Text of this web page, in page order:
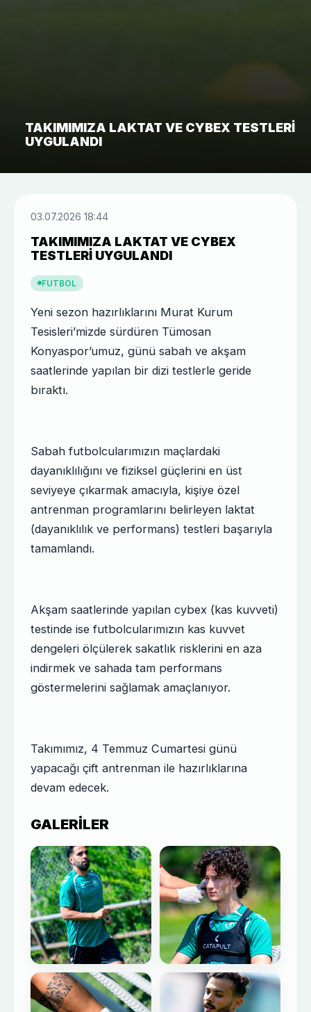
TAKIMIMIZA LAKTAT VE CYBEX TESTLERI
UYGULANDI
03.07.2026 18:44
TAKIMIMIZA LAKTAT VE CYBEX
TESTLERI UYGULANDI
FUTBOL
Yeni sezon hazırlıklarını Murat Kurum
Tesisleri’mizde sürdüren Tümosan
Konyaspor’umuz, günü sabah ve akşam
saatlerinde yapılan bir dizi testlerle geride
bıraktı.
Sabah futbolcularımızın maçlardaki
dayanıklılığını ve fiziksel güçlerini en üst
seviyeye çıkarmak amacıyla, kişiye özel
antrenman programlarını belirleyen laktat
(dayanıklılık ve performans) testleri başarıyla
tamamlandı.
Akşam saatlerinde yapılan cybex (kas kuvveti)
testinde ise futbolcularımızın kas kuvvet
dengeleri ölçülerek sakatlık risklerini en aza
indirmek ve sahada tam performans
göstermelerini sağlamak amaçlanıyor.
Takımımız, 4 Temmuz Cumartesi günü
yapacağı çift antrenman ile hazırlıklarına
devam edecek.
GALERILER